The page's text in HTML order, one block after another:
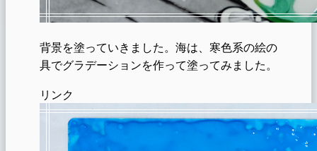
背景を塗っていきました。海は、寒色系の絵の
具でグラデーションを作って塗ってみました。
リンク